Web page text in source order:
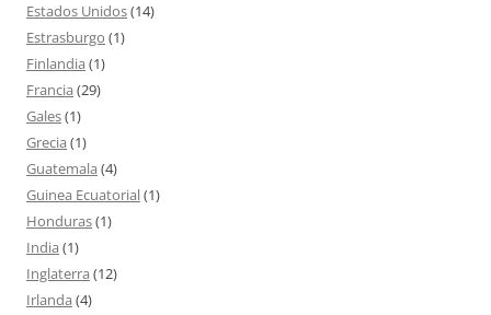
Estados Unidos(14)
Estrasburgo (1)
Finlandia (1)
Francia (29)
Gales(1)
Grecia (1)
Guatemala (4)
Guinea Ecuatorial(1)
Honduras(1)
India (1)
Inglaterra (12)
Irlanda (4)